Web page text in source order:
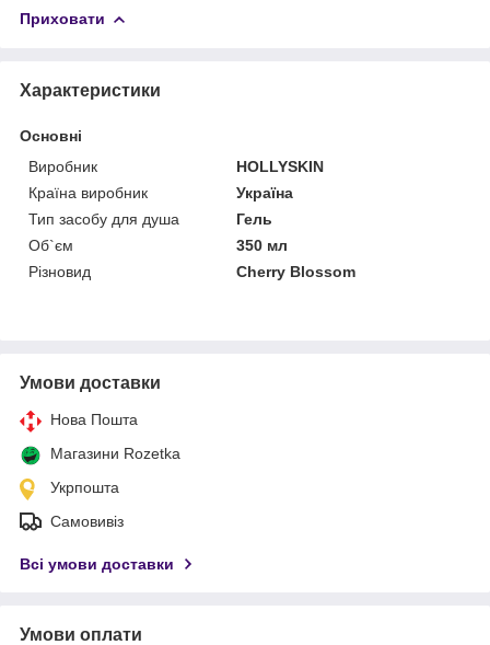
Приховати
Характеристики
Основні
Виробник
HOLLYSKIN
Країна виробник
Україна
Тип засобу для душа
Гель
Об`єм
350 мл
Різновид
Cherry Blossom
Умови доставки
Нова Пошта
Магазини Rozetka
Укрпошта
Самовивіз
Всі умови доставки
Умови оплати